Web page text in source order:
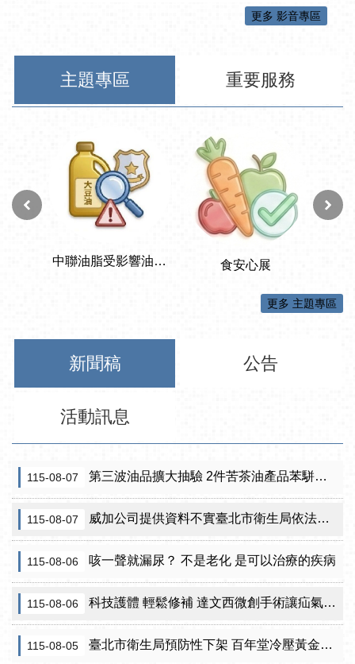
更多 影音專區
主題專區 重要服務
更多 主題專區
新聞稿 公告
活動訊息
115-08-07 第三波油品擴大抽驗 2件苦茶油產品苯駢芘超標 前已要求預防性下架
115-08-07 威加公司提供資料不實臺北市衛生局依法重罰300萬元 續查苦茶油及原料下游
115-08-06 咳一聲就漏尿？ 不是老化 是可以治療的疾病
115-08-06 科技護體 輕鬆修補 達文西微創手術讓疝氣治療更精準
115-08-05 臺北市衛生局預防性下架 百年堂冷壓黃金苦茶油產品